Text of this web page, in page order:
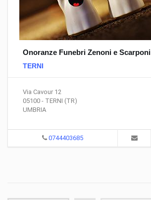
Onoranze Funebri Zenoni e Scarponi
TERNI
Via Cavour 12
05100 - TERNI (TR)
UMBRIA
0744403685